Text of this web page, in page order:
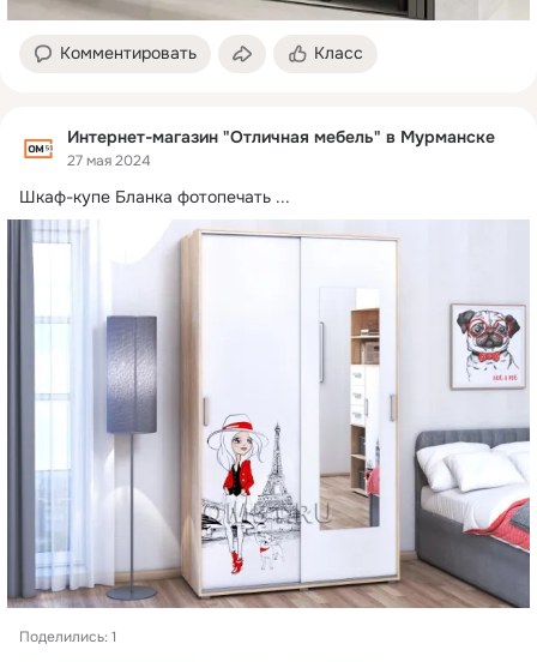
Комментировать Класс
Интернет-магазин "Отличная мебель" в Мурманске
27 мая 2024
Шкаф-купе Бланка фотопечать ...
Поделились: 1